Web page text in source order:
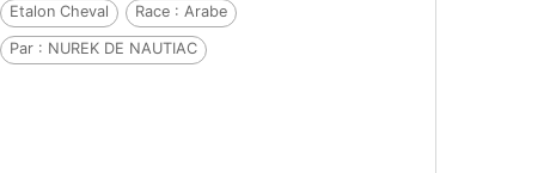
Etalon Cheval Race : Arabe
Par : NUREK DE NAUTIAC